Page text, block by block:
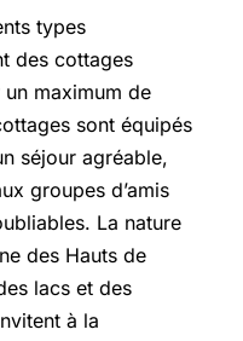
types
des cottages
maximum de
sont équipés
séjour agréable,
groupes d’amis
La nature
des Hauts de
lacs et des
à la